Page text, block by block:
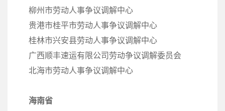
柳州市劳动人事争议调解中心
贵港市桂平市劳动人事争议调解中心
桂林市兴安县劳动人事争议调解中心
广西顺丰速运有限公司劳动争议调解委员会
北海市劳动人事争议调解中心
海南省